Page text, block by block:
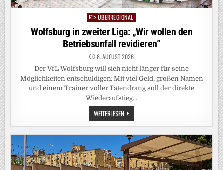
PostedÜBERREGIONAL
Wolfsburg in zweiter Liga: „Wir wollen den
Betriebsunfall revidieren“
8. AUGUST 2026
Der VfL Wolfsburg will sich nicht länger für seine
Möglichkeiten entschuldigen: Mit viel Geld, großen Namen
und einem Trainer voller Tatendrang soll der direkte
Wiederaufstieg…
WEITERLESEN WOLFSBURG
IN
ZWEITER
„WIR
WOLLEN
DEN
BETRIEBSUNFALL
REVIDIEREN“